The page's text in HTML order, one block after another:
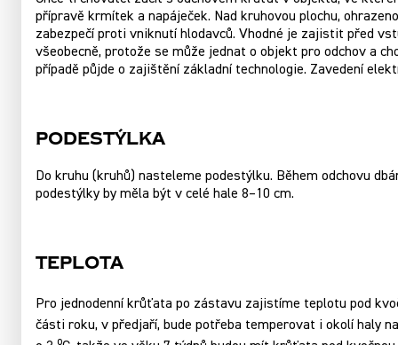
přípravě krmítek a napáječek. Nad kruhovou plochu,
zabezpečí proti vniknutí hlodavců. Vhodné je zajistit před
všeobecně, protože se může jednat o objekt pro odchov a
případě půjde o zajištění základní technologie. Zavedení
Podestýlka
Do kruhu (kruhů) nasteleme podestýlku. Během odchovu
podestýlky by měla být v celé hale 8–10 cm.
Teplota
Pro jednodenní krůťata po zástavu zajistíme teplotu pod
části roku, v předjaří, bude potřeba temperovat i okolí haly
o